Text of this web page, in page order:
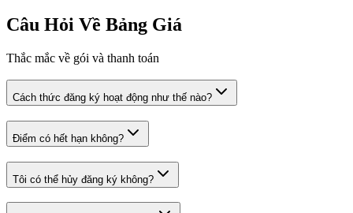
Câu Hỏi Về Bảng Giá
Thắc mắc về gói và thanh toán
Cách thức đăng ký hoạt động như thế nào?
Điểm có hết hạn không?
Tôi có thể hủy đăng ký không?